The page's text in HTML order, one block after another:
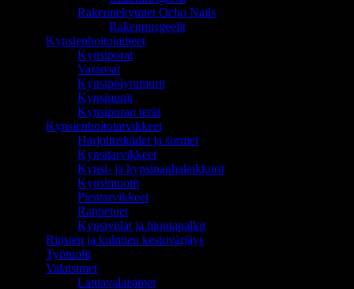
Rakennekynnet Ocho Nails
Rakennusgeelit
Kynsienhoitolaitteet
Kynsiporat
Varaosat
Kynsipölynimurit
Kynsiuunit
Kynsiporan terät
Kynsienhoitotarvikkeet
Harjoituskädet ja sormet
Kynsitarvikkeet
Kynsi- ja kynsinauhaleikkurit
Kynsimuotit
Pientarvikkeet
Rannetuet
Kynsiviilat ja hiontapalkit
Ripsien ja kulmien kestovärjäys
Työtuolit
Valaisimet
Lattiavalaisimet